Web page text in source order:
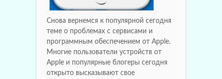
Снова вернемся к популярной сегодня
теме о проблемах с сервисами и
программным обеспечением от Apple.
Многие пользователи устройств от
Apple и популярные блогеры сегодня
открыто высказывают свое